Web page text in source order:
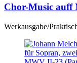
Chor-Music auff
Werkausgabe/